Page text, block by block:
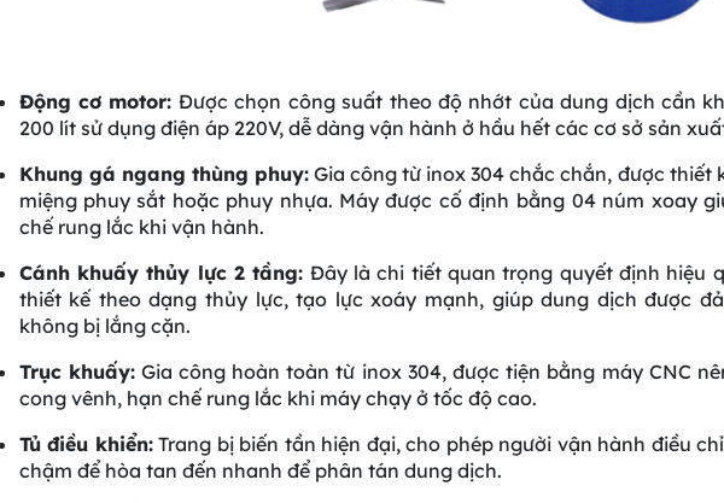
Động cơ motor: Được chọn công suất theo độ nhớt của dung dịch cần
200 lít sử dụng điện áp 220V, dễ dàng vận hành ở hầu hết các cơ sở sản
Khung gá ngang thùng phuy:Gia công từ inox 304 chắc chắn, được thiết
miệng phuy sắt hoặc phuy nhựa. Máy được cố định bằng 04 núm xoay
chế rung lắc khi vận hành.
Cánh khuấy thủy lực 2 tầng: Đây là chi tiết quan trọng quyết định hiệu
thiết kế theo dạng thủy lực, tạo lực xoáy mạnh, giúp dung dịch được
không bị lắng cặn.
Trục khuấy:Gia công hoàn toàn từ inox 304, được tiện bằng máy CNC
cong vênh, hạn chế rung lắc khi máy chạy ở tốc độ cao.
Tủ điều khiển:Trang bị biến tần hiện đại, cho phép người vận hành điều
chậm để hòa tan đến nhanh để phân tán dung dịch.